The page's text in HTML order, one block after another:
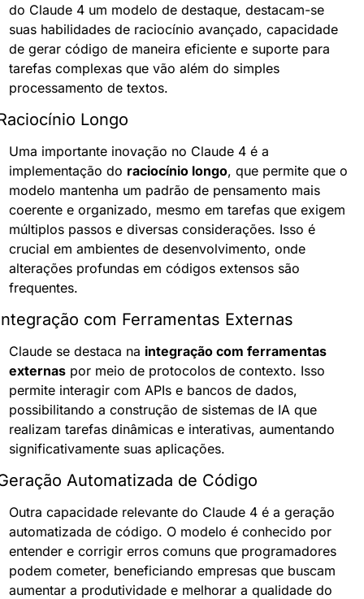
do Claude 4 um modelo de destaque, destacam-se
suas habilidades de raciocínio avançado, capacidade
de gerar código de maneira eficiente e suporte para
tarefas complexas que vão além do simples
processamento de textos.
Longo
Uma importante inovação no Claude 4 é a
implementação do raciocínio longo, que permite que o
modelo mantenha um padrão de pensamento mais
coerente e organizado, mesmo em tarefas que exigem
múltiplos passos e diversas considerações. Isso é
crucial em ambientes de desenvolvimento, onde
alterações profundas em códigos extensos são
frequentes.
com Ferramentas Externas
Claude se destaca na integração com ferramentas
externas por meio de protocolos de contexto. Isso
permite interagir com APIs e bancos de dados,
possibilitando a construção de sistemas de IA que
realizam tarefas dinâmicas e interativas, aumentando
significativamente suas aplicações.
Automatizada de Código
Outra capacidade relevante do Claude 4 é a geração
automatizada de código. O modelo é conhecido por
entender e corrigir erros comuns que programadores
podem cometer, beneficiando empresas que buscam
aumentar a produtividade e melhorar a qualidade do